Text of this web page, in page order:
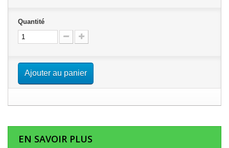
Quantité
Ajouter au panier
EN SAVOIR PLUS